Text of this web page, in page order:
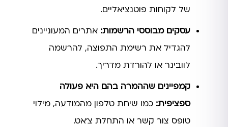
של לקוחות פוטנציאליים.
עסקים מבוססי הרשמות: אתרים המעוניינים
להגדיל את רשימת התפוצה, להרשמה
לוובינר או להורדת מדריך.
קמפיינים שההמרה בהם היא פעולה
ספציפית: כמו שיחת טלפון מהמודעה, מילוי
טופס צור קשר או התחלת צ'אט.